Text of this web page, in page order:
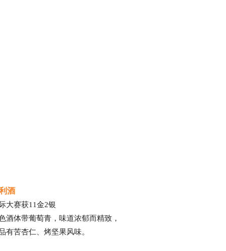
酒
大赛获11金2银
酒体带葡萄青，味道浓郁而精致，
有苦杏仁、烤坚果风味。